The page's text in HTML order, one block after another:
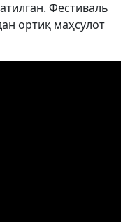
Фестиваль
ортиқ маҳсулот